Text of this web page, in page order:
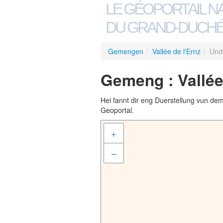
LE GÉOPORTAIL
DU GRAND-
Gemengen / Vallée de l'Ernz /
Gemeng :
Hei fannt dir eng Duerstellung vun
Geoportal.
+
–